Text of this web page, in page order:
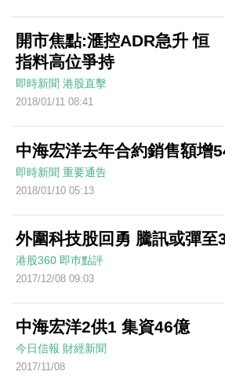
開市焦點:滙控ADR急升 恒
指料高位爭持
即時新聞 港股直擊
2018/01/11 08:41
中海宏洋去年合約銷售額增
即時新聞 重要通告
2018/01/10 05:13
外圍科技股回勇 騰訊或彈至
港股360 即巿點評
2017/12/08 09:03
中海宏洋2供1 集資46億
今日信報 財經新聞
2017/11/08